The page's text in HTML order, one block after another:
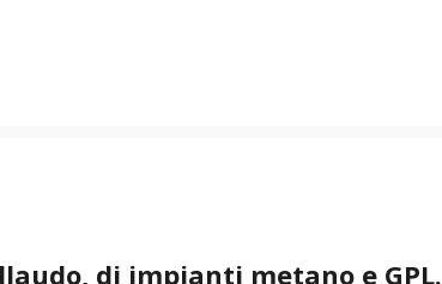
di impianti metano e GPL.